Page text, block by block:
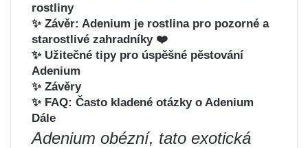
rostliny
✨ Závěr: Adenium je rostlina pro pozorné a
starostlivé zahradníky ❤️
✨ Užitečné tipy pro úspěšné pěstování
Adenium
✨ Závěry
✨ FAQ: Často kladené otázky o Adenium
Dále
Adenium obézní, tato exotická